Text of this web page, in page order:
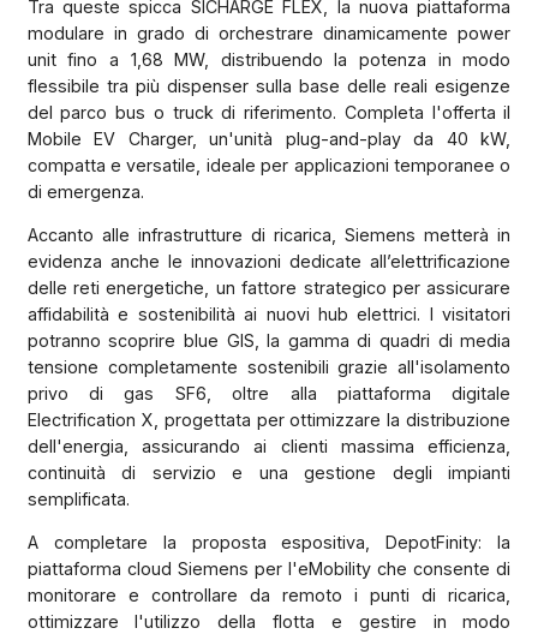
Tra queste spicca SICHARGE FLEX, la nuova piattaforma
modulare in grado di orchestrare dinamicamente power
unit fino a 1,68 MW, distribuendo la potenza in modo
flessibile tra più dispenser sulla base delle reali esigenze
del parco bus o truck di riferimento. Completa l'offerta il
Mobile EV Charger, un'unità plug-and-play da 40 kW,
compatta e versatile, ideale per applicazioni temporanee o
di emergenza.
Accanto alle infrastrutture di ricarica, Siemens metterà in
evidenza anche le innovazioni dedicate all’elettrificazione
delle reti energetiche, un fattore strategico per assicurare
affidabilità e sostenibilità ai nuovi hub elettrici. I visitatori
potranno scoprire blue GIS, la gamma di quadri di media
tensione completamente sostenibili grazie all'isolamento
privo di gas SF6, oltre alla piattaforma digitale
Electrification X, progettata per ottimizzare la distribuzione
dell'energia, assicurando ai clienti massima efficienza,
continuità di servizio e una gestione degli impianti
semplificata.
A completare la proposta espositiva, DepotFinity: la
piattaforma cloud Siemens per l'eMobility che consente di
monitorare e controllare da remoto i punti di ricarica,
ottimizzare l'utilizzo della flotta e gestire in modo